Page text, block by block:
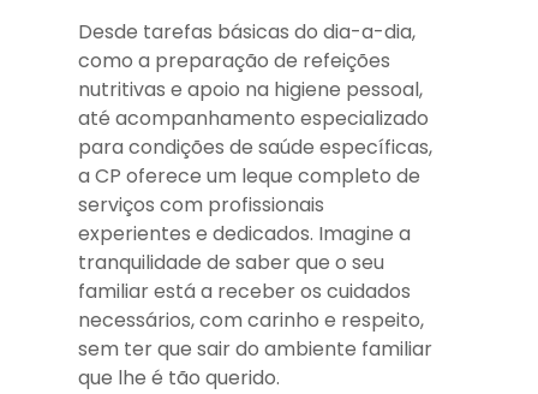
Desde tarefas básicas do dia-a-dia,
como a preparação de refeições
nutritivas e apoio na higiene pessoal,
até acompanhamento especializado
para condições de saúde específicas,
a CP oferece um leque completo de
serviços com profissionais
experientes e dedicados. Imagine a
tranquilidade de saber que o seu
familiar está a receber os cuidados
necessários, com carinho e respeito,
sem ter que sair do ambiente familiar
que lhe é tão querido.